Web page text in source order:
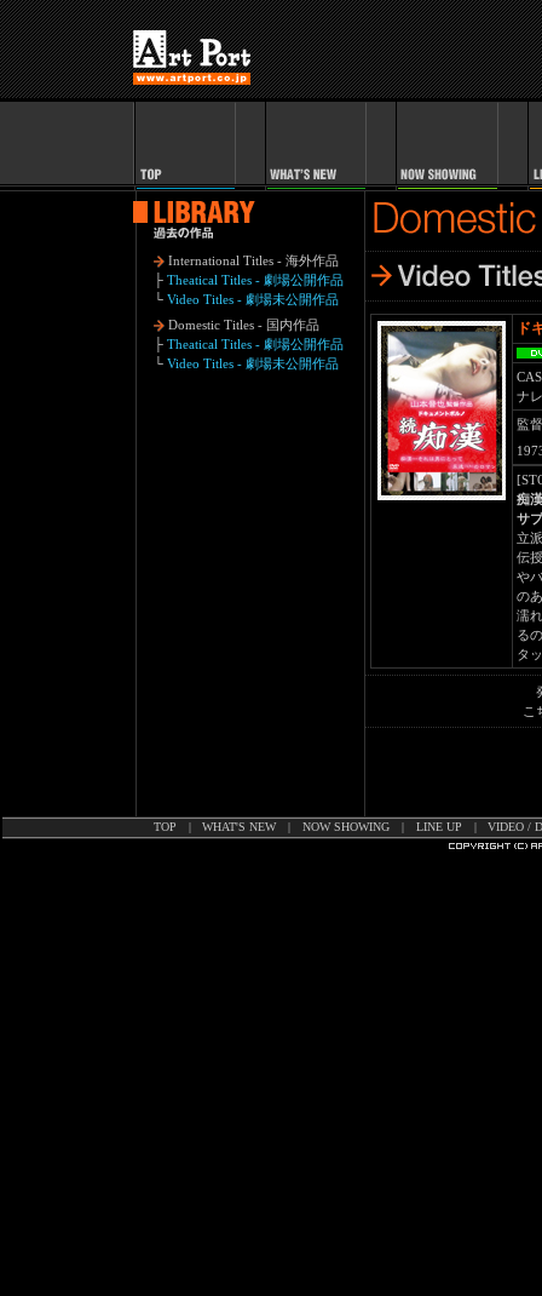
International Titles - 海外作品
├ Theatical Titles - 劇場公開作品
└ Video Titles - 劇場未公開作品
Domestic Titles - 国内作品
├ Theatical Titles - 劇場公開作品
└ Video Titles - 劇場未公開作品
ド
ナ
監
痴
サ
立
伝
や
の
濡
る
タ
こ
TOP WHAT'S NEW| NOW SHOWING| LINE UP VIDEO /